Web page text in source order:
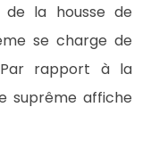
de la housse de
se charge de
rapport à la
suprême affiche